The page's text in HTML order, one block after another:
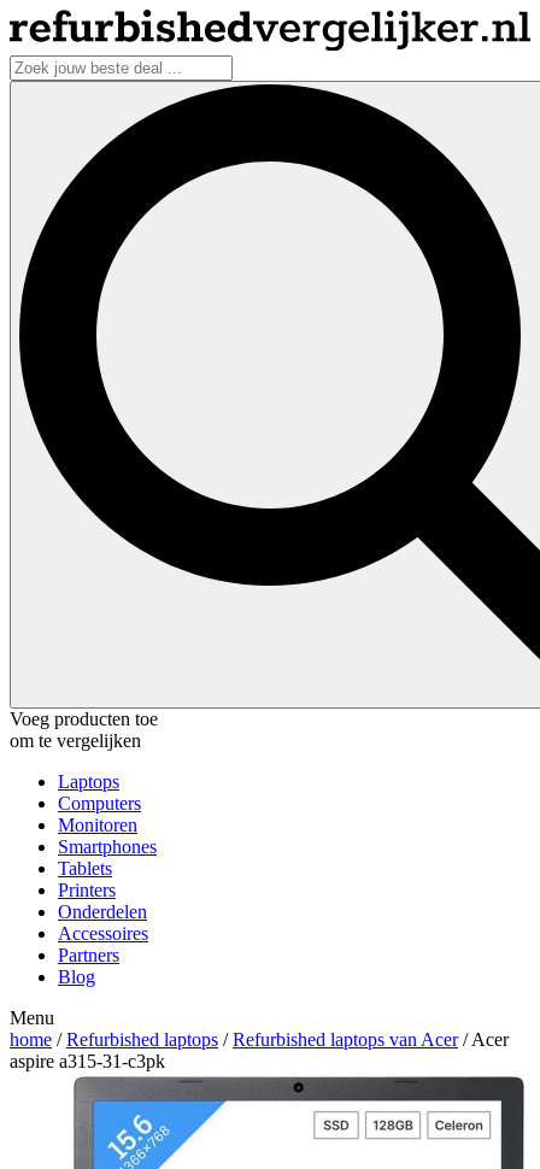
Voeg producten toe
om te vergelijken
Laptops
Computers
Monitoren
Smartphones
Tablets
Printers
Onderdelen
Accessoires
Partners
Blog
Menu
home /Refurbished laptops /Refurbished laptops van Acer/ Acer
aspire a315-31-c3pk